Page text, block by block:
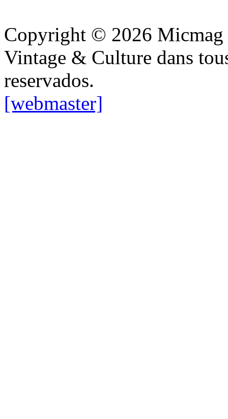
Copyright © 2026 Micmag
Vintage & Culture dans
reservados.
[webmaster]